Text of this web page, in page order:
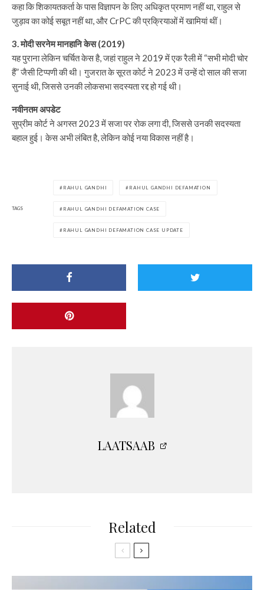
कहा कि शिकायतकर्ता के पास विज्ञापन के लिए अधिकृत प्रमाण नहीं था, राहुल से
जुड़ाव का कोई सबूत नहीं था, और CrPC की प्रक्रियाओं में खामियां थीं।
3. मोदी सरनेम मानहानि केस (2019)
यह पुराना लेकिन चर्चित केस है, जहां राहुल ने 2019 में एक रैली में “सभी मोदी चोर
हैं” जैसी टिप्पणी की थी। गुजरात के सूरत कोर्ट ने 2023 में उन्हें दो साल की सजा
सुनाई थी, जिससे उनकी लोकसभा सदस्यता रद्द हो गई थी।
नवीनतम अपडेट
सुप्रीम कोर्ट ने अगस्त 2023 में सजा पर रोक लगा दी, जिससे उनकी सदस्यता
बहाल हुई। केस अभी लंबित है, लेकिन कोई नया विकास नहीं है।
TAGS
RAHUL GANDHI RAHUL GANDHI DEFAMATION
RAHUL GANDHI DEFAMATION CASE
RAHUL GANDHI DEFAMATION CASE UPDATE
LAATSAAB
Related